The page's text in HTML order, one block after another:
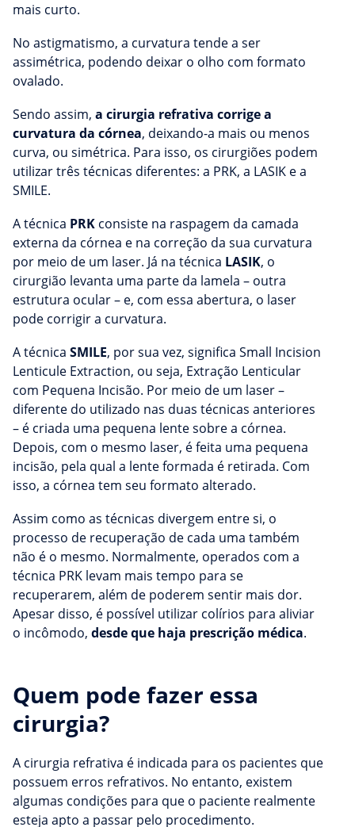
mais curto.
No astigmatismo, a curvatura tende a ser
assimétrica, podendo deixar o olho com formato
ovalado.
Sendo assim, a cirurgia refrativa corrige a
curvatura da córnea, deixando-a mais ou menos
curva, ou simétrica. Para isso, os cirurgiões podem
utilizar três técnicas diferentes: a PRK, a LASIK e a
SMILE.
A técnica PRK consiste na raspagem da camada
externa da córnea e na correção da sua curvatura
por meio de um laser. Já na técnica LASIK, o
cirurgião levanta uma parte da lamela – outra
estrutura ocular – e, com essa abertura, o laser
pode corrigir a curvatura.
A técnica SMILE, por sua vez, significa Small Incision
Lenticule Extraction, ou seja, Extração Lenticular
com Pequena Incisão. Por meio de um laser –
diferente do utilizado nas duas técnicas anteriores
– é criada uma pequena lente sobre a córnea.
Depois, com o mesmo laser, é feita uma pequena
incisão, pela qual a lente formada é retirada. Com
isso, a córnea tem seu formato alterado.
Assim como as técnicas divergem entre si, o
processo de recuperação de cada uma também
não é o mesmo. Normalmente, operados com a
técnica PRK levam mais tempo para se
recuperarem, além de poderem sentir mais dor.
Apesar disso, é possível utilizar colírios para aliviar
o incômodo, desde que haja prescrição médica.
Quem pode fazer essa
cirurgia?
A cirurgia refrativa é indicada para os pacientes que
possuem erros refrativos. No entanto, existem
algumas condições para que o paciente realmente
esteja apto a passar pelo procedimento.